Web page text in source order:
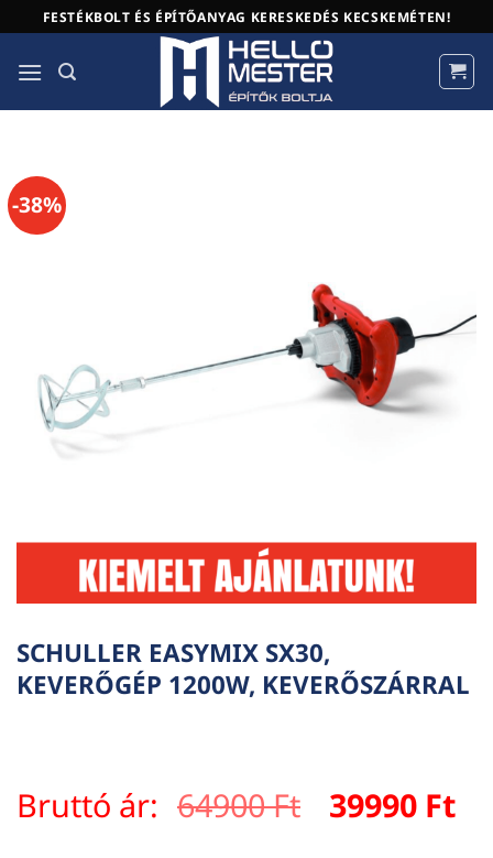
to
content
FESTÉKBOLT ÉS ÉPÍTŐANYAG KERESKEDÉS KECSKEMÉTEN!
-38%
SCHULLER EASYMIX SX30,
KEVERŐGÉP 1200W, KEVERŐSZÁRRAL
Bruttó ár: 64900Ft Original
39990 Ft